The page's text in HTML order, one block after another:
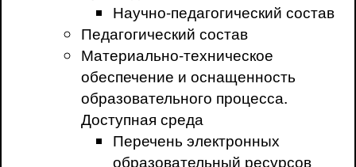
Научно-педагогический состав
Педагогический состав
Материально-техническое
обеспечение и оснащенность
образовательного процесса.
Доступная среда
Перечень электронных
образовательный ресурсов